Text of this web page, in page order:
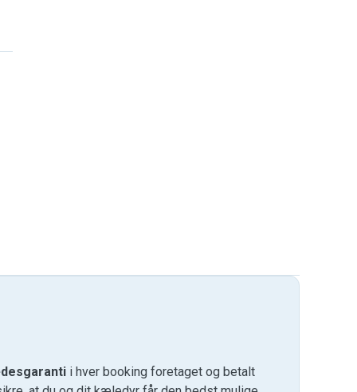
i hver booking foretaget og betalt